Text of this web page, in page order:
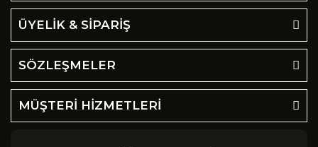
ÜYELİK & SİPARİŞ
SÖZLEŞMELER
MÜŞTERİ HİZMETLERİ